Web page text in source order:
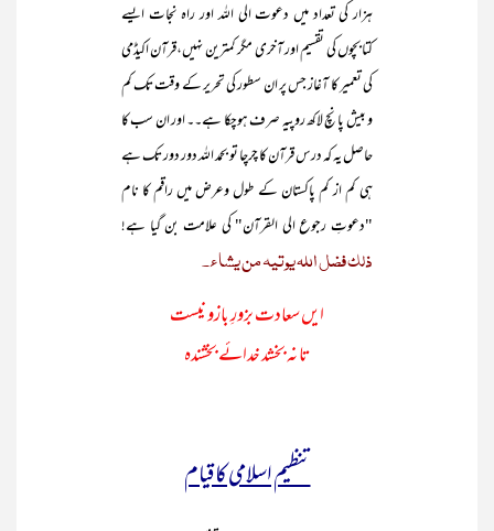
ہزار کی تعداد میں دعوت الی اللہ اور راہ نجات ایسے
کتابچوں کی تقسیم اور آخری مگر کمترین نہیں،قرآن اکیڈمی
کی تعمیر کا آغاز جس پر ان سطور کی تحریر کے وقت تک کم
و بیش پانچ لاکھ روپیہ صرف ہوچکا ہے۔۔ اور ان سب کا
حاصل یہ کہ درس قرآن کا چرچا تو بحمد اللہ دور دور تک ہے
ہی کم از کم پاکستان کے طول وعرض میں راقم کا نام
"دعوتِ رجوع الی القرآن" کی علامت بن گیا ہے!
ذلک فضل اللہ یوتیہ من یشاء۔
ایں سعادت بزورِ بازو نیست
تا نہ بخشد خدائے بخشندہ
تنظیم اسلامی کا قیام